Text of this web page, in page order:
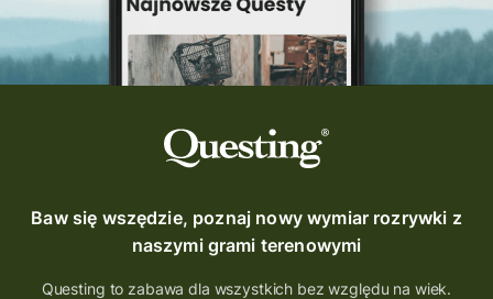
Baw się wszędzie, poznaj nowy wymiar rozrywki z
naszymi grami terenowymi
Questing to zabawa dla wszystkich bez względu na wiek.